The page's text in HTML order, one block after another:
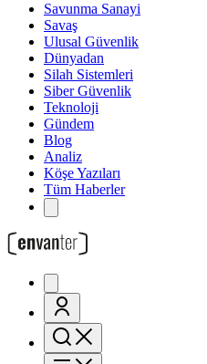
Savunma Sanayi
Savaş
Ulusal Güvenlik
Dünyadan
Silah Sistemleri
Siber Güvenlik
Teknoloji
Gündem
Blog
Analiz
Köşe Yazıları
Tüm Haberler